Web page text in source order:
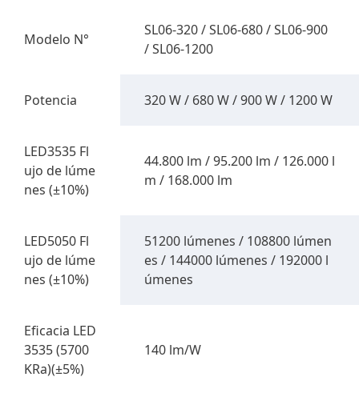
Modelo N°
SL06-320 / SL06-680 / SL06-900
/ SL06-1200
Potencia 320 W / 680 W / 900 W / 1200 W
LED3535 Fl
ujo de lúme
nes (±10%)
44.800 lm / 95.200 lm / 126.000 l
m / 168.000 lm
LED5050 Fl
ujo de lúme
nes (±10%)
51200 lúmenes / 108800 lúmen
es / 144000 lúmenes / 192000 l
úmenes
Eficacia LED
3535 (5700
KRa)(±5%)
140 lm/W